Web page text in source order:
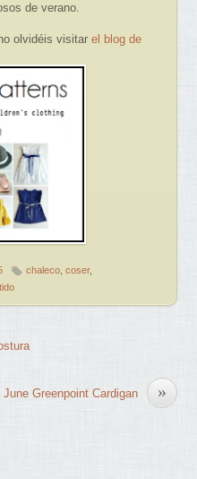
de verano.
olvidéis visitarel blog de
chaleco ,coser,
»
June Greenpoint Cardigan